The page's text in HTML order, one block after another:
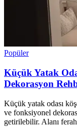
Popüler
Küçük Yatak
Dekorasyon
Küçük yatak odası
ve fonksiyonel
getirilebilir. Alanı